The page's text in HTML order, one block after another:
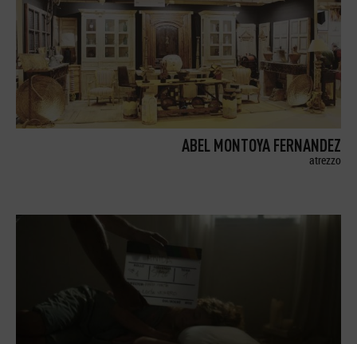
ABEL MONTOYA FERNANDEZ
atrezzo